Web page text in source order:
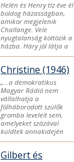
Helén és Henry tíz éve él
boldog házasságban,
amikor megjelenik
Challange. Vele
nyugtalanság költözik a
házba. Háry jól látja a
Christine (1946)
„…a demokratikus
Magyar Rádió nem
vállalhatja a
fölháborodott szülők
gromba leveleit sem,
amelyeket százával
küldtek annakidején
Gilbert és